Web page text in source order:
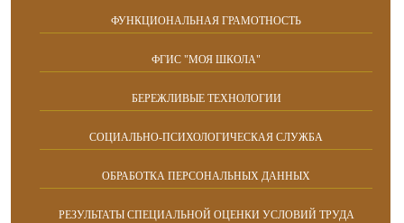
ФУНКЦИОНАЛЬНАЯ ГРАМОТНОСТЬ
ФГИС "МОЯ ШКОЛА"
БЕРЕЖЛИВЫЕ ТЕХНОЛОГИИ
СОЦИАЛЬНО-ПСИХОЛОГИЧЕСКАЯ СЛУЖБА
ОБРАБОТКА ПЕРСОНАЛЬНЫХ ДАННЫХ
РЕЗУЛЬТАТЫ СПЕЦИАЛЬНОЙ ОЦЕНКИ УСЛОВИЙ ТРУДА